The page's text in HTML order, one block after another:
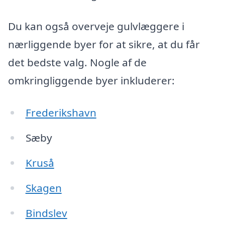
Du kan også overveje gulvlæggere i
nærliggende byer for at sikre, at du får
det bedste valg. Nogle af de
omkringliggende byer inkluderer:
Frederikshavn
Sæby
Kruså
Skagen
Bindslev